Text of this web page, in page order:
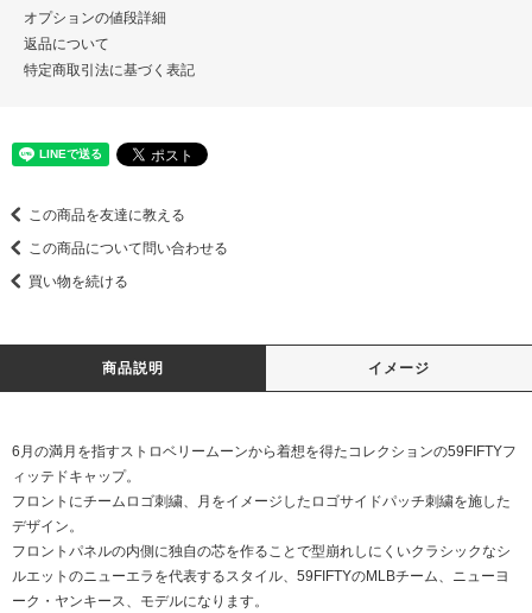
オプションの値段詳細
返品について
特定商取引法に基づく表記
この商品を友達に教える
この商品について問い合わせる
買い物を続ける
商品説明 イメージ
6月の満月を指すストロベリームーンから着想を得たコレクションの59FIFTYフ
ィッテドキャップ。
フロントにチームロゴ刺繍、月をイメージしたロゴサイドパッチ刺繍を施した
デザイン。
フロントパネルの内側に独自の芯を作ることで型崩れしにくいクラシックなシ
ルエットのニューエラを代表するスタイル、59FIFTYのMLBチーム、ニューヨ
ーク・ヤンキース、モデルになります。